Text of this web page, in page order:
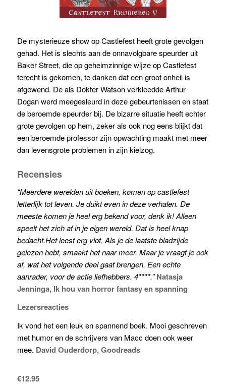
De mysterieuze show op Castlefest heeft grote gevolgen
gehad. Het is slechts aan de onnavolgbare speurder uit
Baker Street, die op geheimzinnige wijze op Castlefest
terecht is gekomen, te danken dat een groot onheil is
afgewend. De als Dokter Watson verkleedde Arthur
Dogan werd meegesleurd in deze gebeurtenissen en staat
de beroemde speurder bij. De bizarre situatie heeft echter
grote gevolgen op hem, zeker als ook nog eens blijkt dat
een beroemde professor zijn opwachting maakt met meer
dan levensgrote problemen in zijn kielzog.
Recensies
“Meerdere werelden uit boeken, komen op castlefest
letterlijk tot leven. Je duikt even in deze verhalen. De
meeste komen je heel erg bekend voor, denk ik! Alleen
speelt het zich af in je eigen wereld. Dat is heel knap
bedacht.Het leest erg vlot. Als je de laatste bladzijde
gelezen hebt, smaakt het naar meer. Maar je vraagt je ook
af, wat het volgende deel gaat brengen. Een echte
aanrader, voor de actie liefhebbers. 4****.” Natasja
Jenninga, Ik hou van horror fantasy en spanning
Lezersreacties
Ik vond het een leuk en spannend boek. Mooi geschreven
met humor en de schrijvers van Macc doen ook weer
mee. David Ouderdorp, Goodreads
€12.95